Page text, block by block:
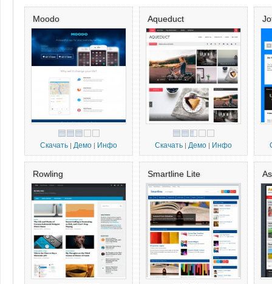
Moodo
Скачать | Демо | Инфо
Aqueduct
Скачать | Демо | Инфо
Rowling Smartline Lite